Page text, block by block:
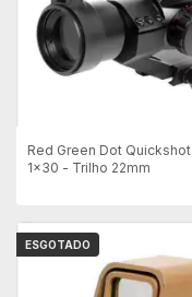
Red Green Dot Quickshot
1x30 - Trilho 22mm
ESGOTADO